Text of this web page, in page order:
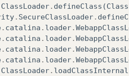
ClassLoader. defineClass (
. SecureClassLoader.
. catalina . loader.
. catalina . loader.
. catalina . loader.
. catalina . loader.
ClassLoader. loadClassInternal